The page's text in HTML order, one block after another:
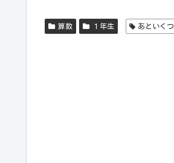
算数 １年生 あといくつ